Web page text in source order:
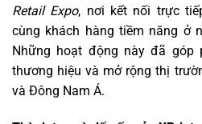
Retail Expo, nơi kết nối trực
cùng khách hàng tiềm năng ở
Những hoạt động này đã góp
thương hiệu và mở rộng thị
và Đông Nam Á.